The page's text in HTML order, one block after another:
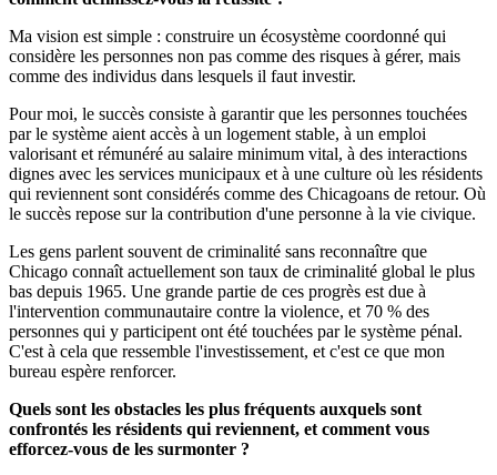
Ma vision est simple : construire un écosystème coordonné qui
considère les personnes non pas comme des risques à gérer, mais
comme des individus dans lesquels il faut investir.
Pour moi, le succès consiste à garantir que les personnes touchées
par le système aient accès à un logement stable, à un emploi
valorisant et rémunéré au salaire minimum vital, à des interactions
dignes avec les services municipaux et à une culture où les résidents
qui reviennent sont considérés comme des Chicagoans de retour. Où
le succès repose sur la contribution d'une personne à la vie civique.
Les gens parlent souvent de criminalité sans reconnaître que
Chicago connaît actuellement son taux de criminalité global le plus
bas depuis 1965. Une grande partie de ces progrès est due à
l'intervention communautaire contre la violence, et 70 % des
personnes qui y participent ont été touchées par le système pénal.
C'est à cela que ressemble l'investissement, et c'est ce que mon
bureau espère renforcer.
Quels sont les obstacles les plus fréquents auxquels sont
confrontés les résidents qui reviennent, et comment vous
efforcez-vous de les surmonter ?